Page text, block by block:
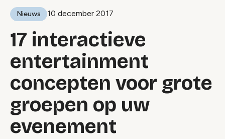
Nieuws 10 december 2017
17 interactieve
entertainment
concepten voor grote
groepen op uw
evenement